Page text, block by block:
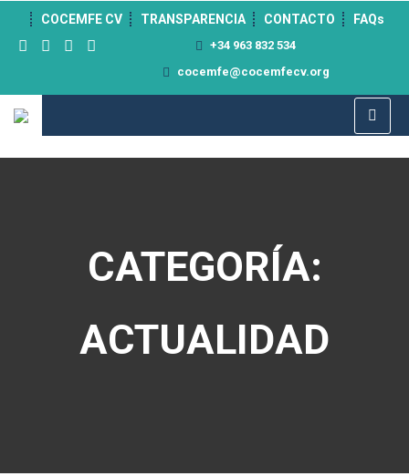
COCEMFE CV TRANSPARENCIA CONTACTO FAQs
+34 963 832 534
cocemfe@cocemfecv.org
CATEGORÍA:
ACTUALIDAD